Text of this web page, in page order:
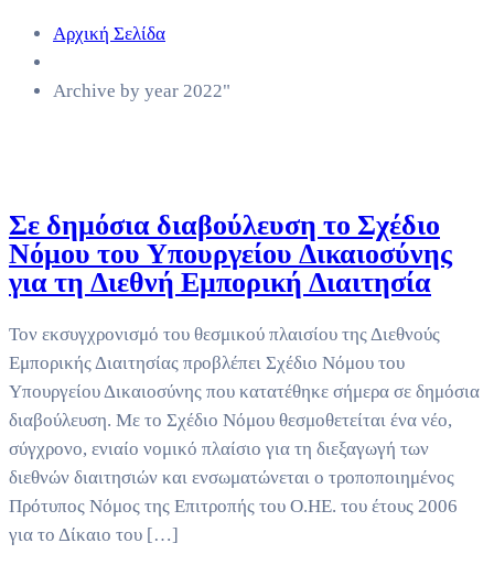
Αρχική Σελίδα
Archive by year 2022"
Σε δημόσια διαβούλευση το Σχέδιο
Νόμου του Υπουργείου Δικαιοσύνης
για τη Διεθνή Εμπορική Διαιτησία
Τον εκσυγχρονισμό του θεσμικού πλαισίου της Διεθνούς
Εμπορικής Διαιτησίας προβλέπει Σχέδιο Νόμου του
Υπουργείου Δικαιοσύνης που κατατέθηκε σήμερα σε δημόσια
διαβούλευση. Με το Σχέδιο Νόμου θεσμοθετείται ένα νέο,
σύγχρονο, ενιαίο νομικό πλαίσιο για τη διεξαγωγή των
διεθνών διαιτησιών και ενσωματώνεται ο τροποποιημένος
Πρότυπος Νόμος της Επιτροπής του Ο.ΗΕ. του έτους 2006
για το Δίκαιο του […]